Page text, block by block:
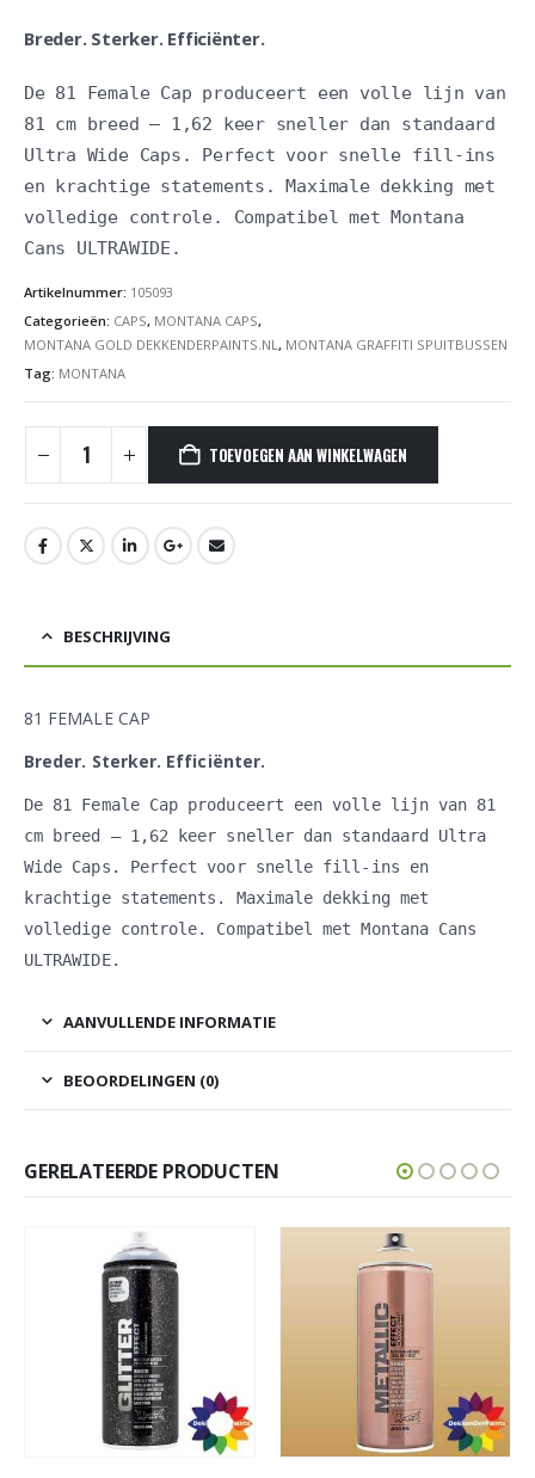
Breder. Sterker. Efficiënter.
De 81 Female Cap produceert een volle lijn van
81 cm breed – 1,62 keer sneller dan standaard
Ultra Wide Caps. Perfect voor snelle fill-ins
en krachtige statements. Maximale dekking met
volledige controle. Compatibel met Montana
Cans ULTRAWIDE.
Artikelnummer: 105093
Categorieën: CAPS, MONTANA CAPS,
MONTANA GOLD DEKKENDERPAINTS.NL , MONTANA GRAFFITI SPUITBUSSEN
Tag: MONTANA
TOEVOEGEN AAN WINKELWAGEN
BESCHRIJVING
81 FEMALE CAP
Breder. Sterker. Efficiënter.
De 81 Female Cap produceert een volle lijn van 81
cm breed – 1,62 keer sneller dan standaard Ultra
Wide Caps. Perfect voor snelle fill-ins en
krachtige statements. Maximale dekking met
volledige controle. Compatibel met Montana Cans
ULTRAWIDE.
AANVULLENDE INFORMATIE
BEOORDELINGEN (0)
GERELATEERDE PRODUCTEN